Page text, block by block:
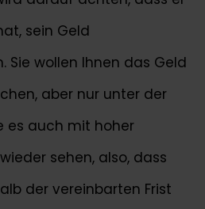
sein Geld
Sie wollen Ihnen das Geld
aber nur unter der
es auch mit hoher
sehen, also, dass
der vereinbarten Frist